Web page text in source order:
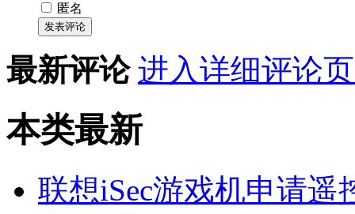
匿名
发表评论
最新评论 进入详细评论
本类最新
联想iSec游戏机申请遥